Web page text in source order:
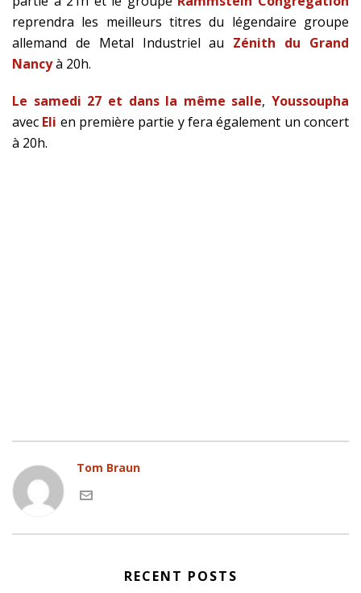
reprendra les meilleurs titres du légendaire groupe
allemand de Metal Industriel au Zénith du Grand
Nancyà 20h.
Le samedi 27 et dans la même salle, Youssoupha
avec Eli en première partie y fera également un concert
à 20h.
Tom Braun
RECENT POSTS